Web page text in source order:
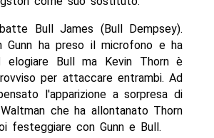
Bull James (Bull Dempsey).
Gunn ha preso il microfono e ha
elogiare Bull ma Kevin Thorn è
per attaccare entrambi. Ad
l'apparizione a sorpresa di
Waltman che ha allontanato Thorn
festeggiare con Gunn e Bull.